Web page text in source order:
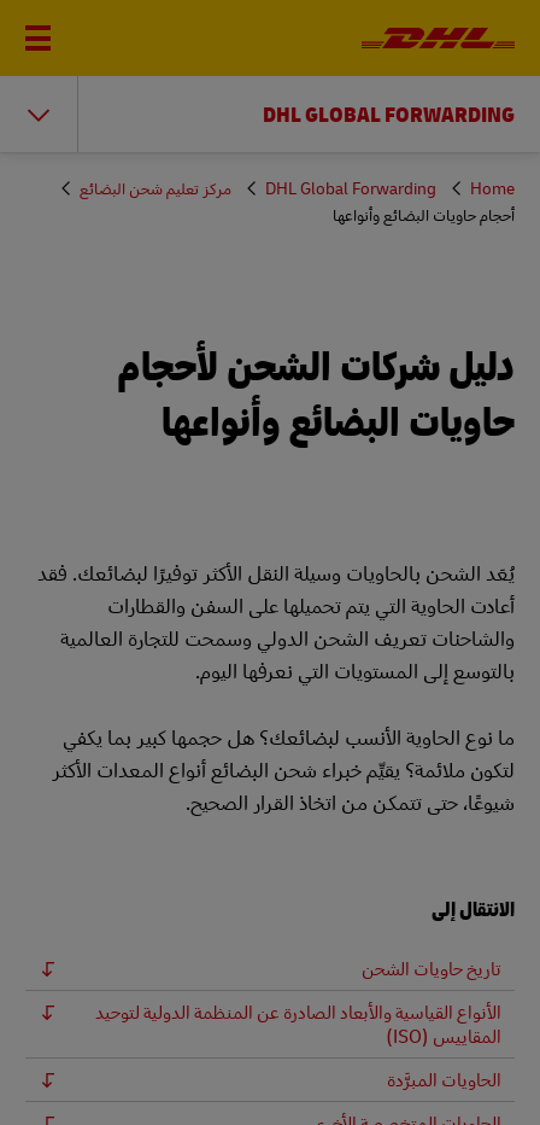
DHL GLOBAL FORWARDING
You
are
here
Home
DHL Global Forwarding
مركز تعليم شحن البضائع
أحجام حاويات البضائع وأنواعها
دليل شركات الشحن لأحجام
حاويات البضائع وأنواعها
يُعَد الشحن بالحاويات وسيلة النقل الأكثر توفيرًا لبضائعك. فقد
أعادت الحاوية التي يتم تحميلها على السفن والقطارات
والشاحنات تعريف الشحن الدولي وسمحت للتجارة العالمية
بالتوسع إلى المستويات التي نعرفها اليوم.
ما نوع الحاوية الأنسب لبضائعك؟ هل حجمها كبير بما يكفي
لتكون ملائمة؟ يقيِّم خبراء شحن البضائع أنواع المعدات الأكثر
شيوعًا، حتى تتمكن من اتخاذ القرار الصحيح.
الانتقال إلى
تاريخ حاويات الشحن
الأنواع القياسية والأبعاد الصادرة عن المنظمة الدولية لتوحيد
المقاييس (ISO)
الحاويات المبرَّدة